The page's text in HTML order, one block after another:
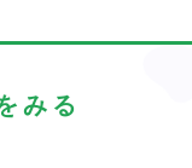
みる